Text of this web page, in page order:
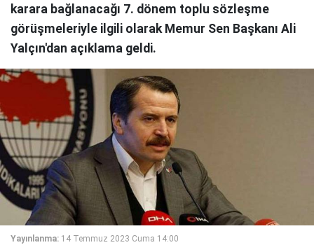
karara bağlanacağı 7. dönem toplu sözleşme
görüşmeleriyle ilgili olarak Memur Sen Başkanı Ali
Yalçın'dan açıklama geldi.
Yayınlanma: 14 Temmuz 2023 Cuma 14:00